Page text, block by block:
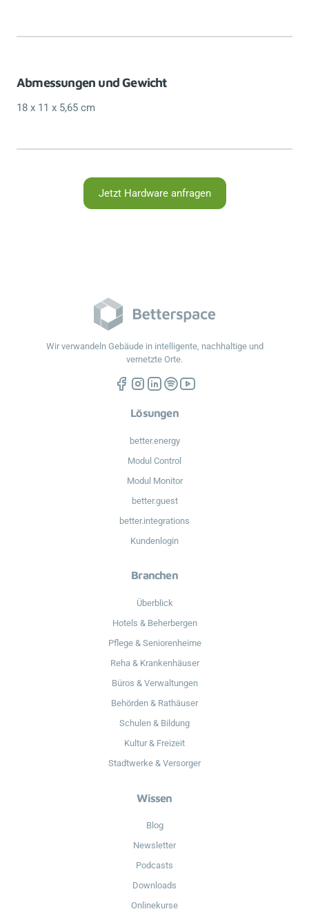
Abmessungen und Gewicht
18 x 11 x 5,65 cm
Jetzt Hardware anfragen
Wir verwandeln Gebäude in intelligente, nachhaltige und
vernetzte Orte.
Lösungen
better.energy
Modul Control
Modul Monitor
better.guest
better.integrations
Kundenlogin
Branchen
Überblick
Hotels & Beherbergen
Pflege & Seniorenheime
Reha & Krankenhäuser
Büros & Verwaltungen
Behörden & Rathäuser
Schulen & Bildung
Kultur & Freizeit
Stadtwerke & Versorger
Wissen
Blog
Newsletter
Podcasts
Downloads
Onlinekurse